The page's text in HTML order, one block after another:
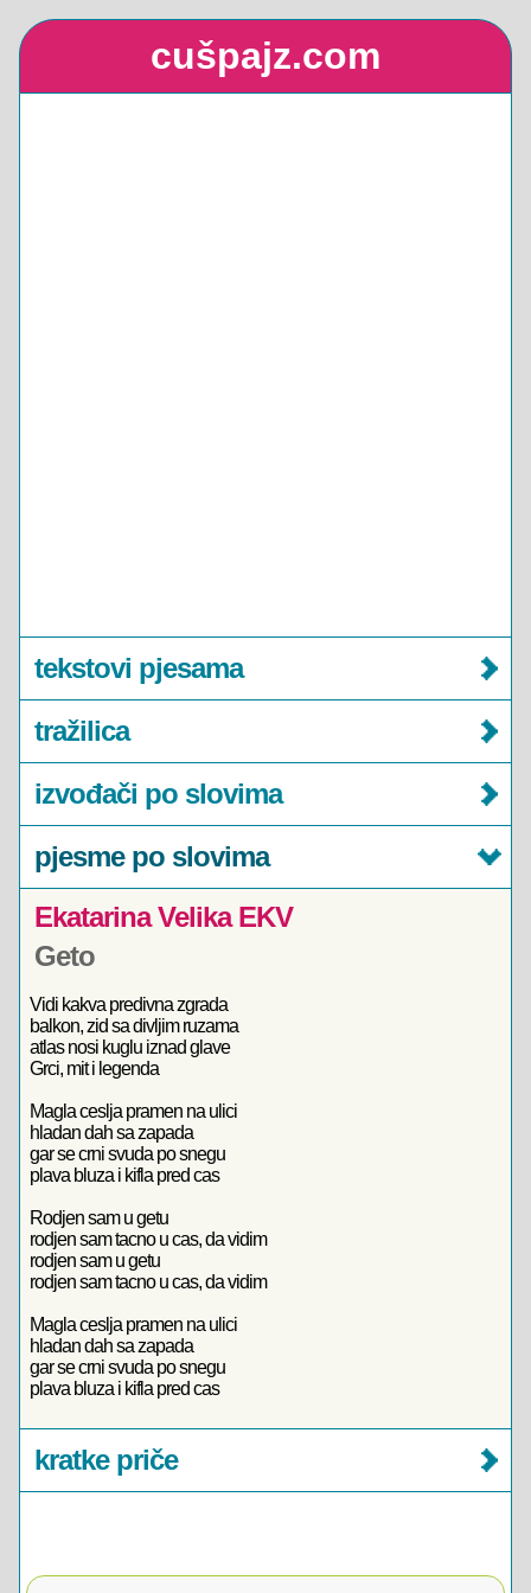
cušpajz.com
tekstovi pjesama
tražilica
izvođači po slovima
pjesme po slovima
Ekatarina Velika EKV
Geto
Vidi kakva predivna zgrada
balkon, zid sa divljim ruzama
atlas nosi kuglu iznad glave
Grci, mit i legenda
Magla ceslja pramen na ulici
hladan dah sa zapada
gar se crni svuda po snegu
plava bluza i kifla pred cas
Rodjen sam u getu
rodjen sam tacno u cas, da vidim
rodjen sam u getu
rodjen sam tacno u cas, da vidim
Magla ceslja pramen na ulici
hladan dah sa zapada
gar se crni svuda po snegu
plava bluza i kifla pred cas
kratke priče